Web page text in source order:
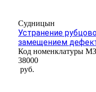
Судницын
Устранение
замещением
Код номенклатуры
38000
руб.